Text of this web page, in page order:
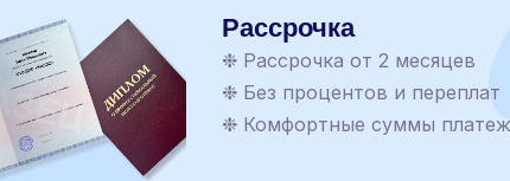
Рассрочка
❉ Рассрочка от 2 месяцев
❉ Без процентов и переплат
❉ Комфортные суммы